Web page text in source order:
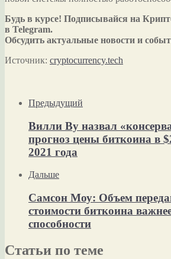
Будь в курсе! Подписывайся на
в Telegram.
Обсудить актуальные новости и
Источник: cryptocurrency.tech
Предыдущий
Вилли Ву назвал
прогноз цены биткоина в
2021 года
Дальше
Самсон Моу: Объем
стоимости биткоина
способности
Статьи по теме